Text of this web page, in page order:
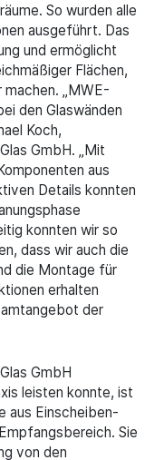
So wurden alle
ausgeführt. Das
und ermöglicht
Flächen,
„MWE-
den Glaswänden
Koch,
GmbH. „Mit
aus
Details konnten
konnten wir so
dass wir auch die
die Montage für
erhalten
der
GmbH
leisten konnte, ist
aus Einscheiben-
Sie
von den